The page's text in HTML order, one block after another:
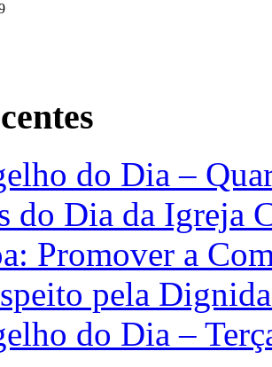
do Dia –
do Dia da Igreja
Promover a
pela
do Dia –